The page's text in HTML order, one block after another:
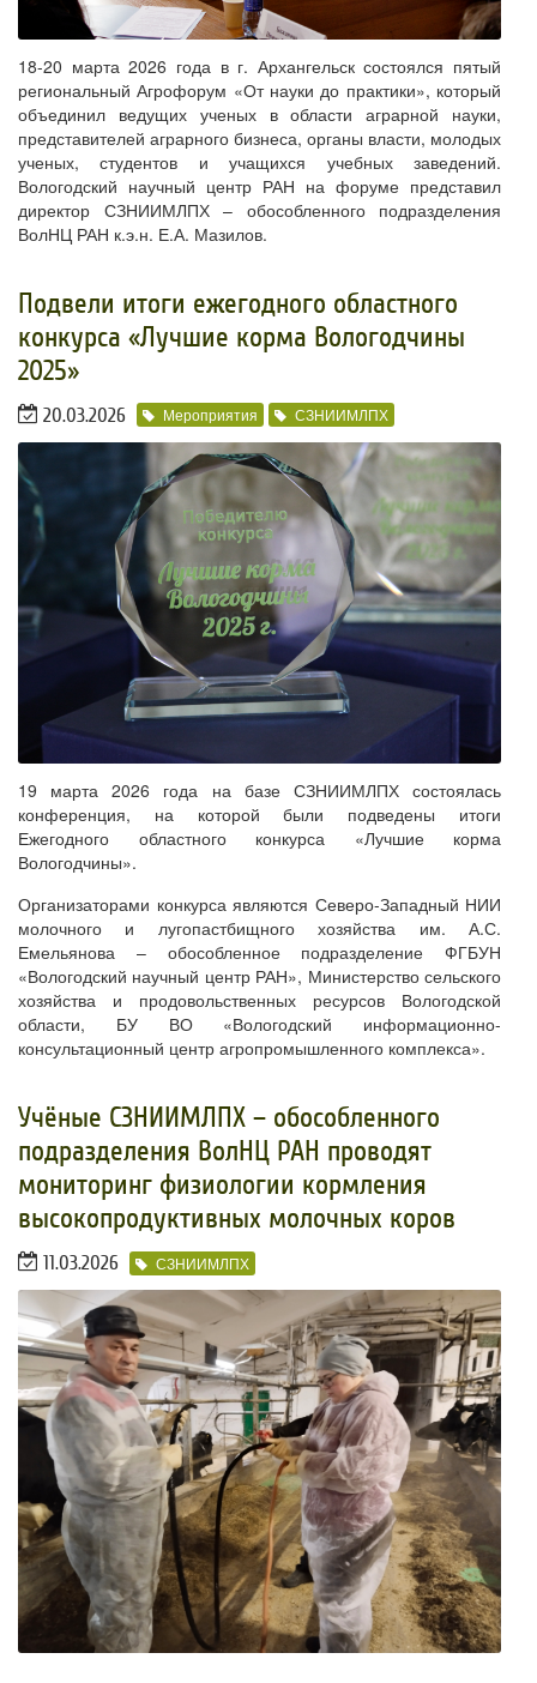
18-20 марта 2026 года в г. Архангельск состоялся пятый
региональный Агрофорум «От науки до практики», который
объединил ведущих ученых в области аграрной науки,
представителей аграрного бизнеса, органы власти, молодых
ученых, студентов и учащихся учебных заведений.
Вологодский научный центр РАН на форуме представил
директор СЗНИИМЛПХ – обособленного подразделения
ВолНЦ РАН к.э.н. Е.А. Мазилов.
Подвели итоги ежегодного областного
конкурса «Лучшие корма Вологодчины
2025»
20.03.2026 Мероприятия СЗНИИМЛПХ
19 марта 2026 года на базе СЗНИИМЛПХ состоялась
конференция, на которой были подведены итоги
Ежегодного областного конкурса «Лучшие корма
Вологодчины».
Организаторами конкурса являются Северо-Западный НИИ
молочного и лугопастбищного хозяйства им. А.С.
Емельянова – обособленное подразделение ФГБУН
«Вологодский научный центр РАН», Министерство сельского
хозяйства и продовольственных ресурсов Вологодской
области, БУ ВО «Вологодский информационно-
консультационный центр агропромышленного комплекса».
Учёные СЗНИИМЛПХ – обособленного
подразделения ВолНЦ РАН проводят
мониторинг физиологии кормления
высокопродуктивных молочных коров
11.03.2026 СЗНИИМЛПХ